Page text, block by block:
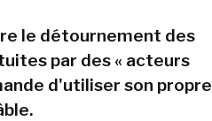
le détournement des
par des « acteurs
d'utiliser son propre